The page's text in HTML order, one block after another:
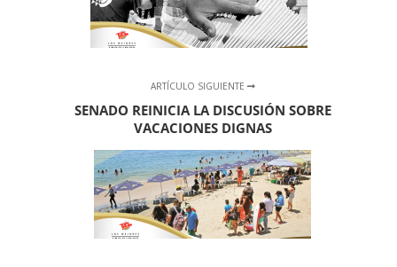
ARTÍCULO SIGUIENTE
SENADO REINICIA LA DISCUSIÓN SOBRE
VACACIONES DIGNAS